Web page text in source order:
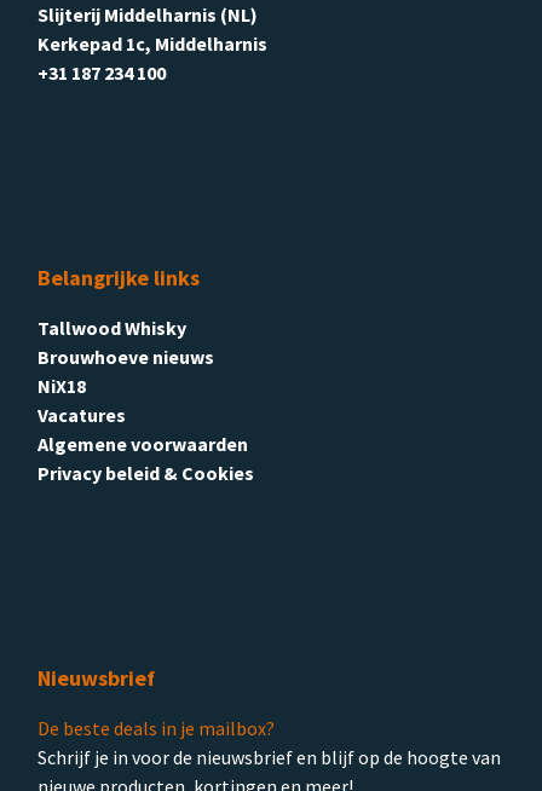
Slijterij Middelharnis (NL)
Kerkepad 1c, Middelharnis
+31 187 234 100
Belangrijke links
Tallwood Whisky
Brouwhoeve nieuws
NiX18
Vacatures
Algemene voorwaarden
Privacy beleid & Cookies
Nieuwsbrief
De beste deals in je mailbox?
Schrijf je in voor de nieuwsbrief en blijf op de hoogte van
nieuwe producten, kortingen en meer!